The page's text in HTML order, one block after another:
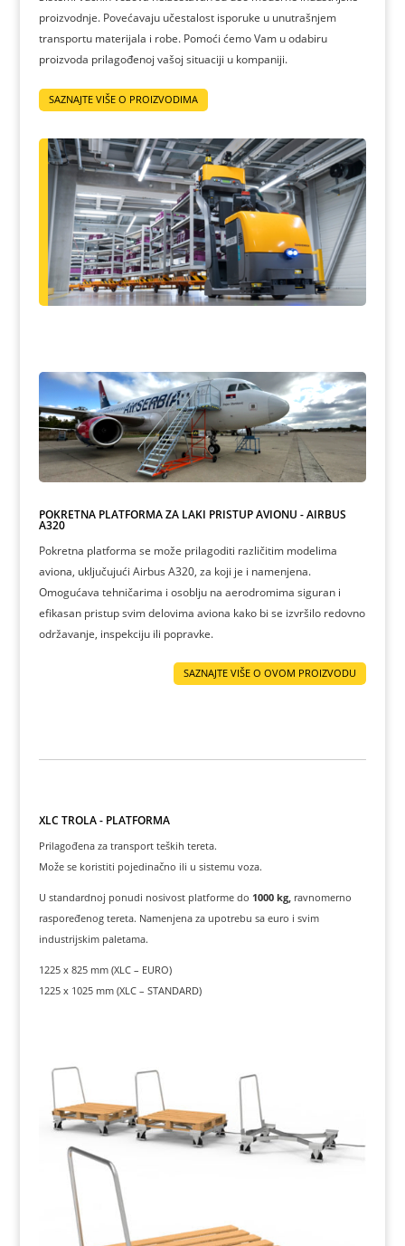
proizvodnje. Povećavaju učestalost isporuke u unutrašnjem
transportu materijala i robe. Pomoći ćemo Vam u odabiru
proizvoda prilagođenoj vašoj situaciji u kompaniji.
SAZNAJTE VIŠE O PROIZVODIMA
POKRETNA PLATFORMA ZA LAKI PRISTUP AVIONU - AIRBUS
A320
Pokretna platforma se može prilagoditi različitim modelima
aviona, uključujući Airbus A320, za koji je i namenjena.
Omogućava tehničarima i osoblju na aerodromima siguran i
efikasan pristup svim delovima aviona kako bi se izvršilo redovno
održavanje, inspekciju ili popravke.
SAZNAJTE VIŠE O OVOM PROIZVODU
XLC TROLA - PLATFORMA
Prilagođena za transport teških tereta.
Može se koristiti pojedinačno ili u sistemu voza.
U standardnoj ponudi nosivost platforme do 1000 kg, ravnomerno
raspoređenog tereta. Namenjena za upotrebu sa euro i svim
industrijskim paletama.
1225 x 825 mm (XLC – EURO)
1225 x 1025 mm (XLC – STANDARD)